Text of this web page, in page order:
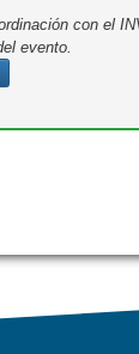
con el
evento.